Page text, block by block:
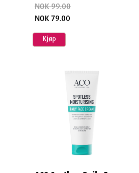
NOK 99.00
NOK 79.00
Kjøp